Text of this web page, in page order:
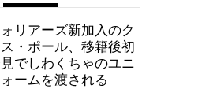
リアーズ新加入のク
ス・ポール、移籍後初
でしわくちゃのユニ
ームを渡される